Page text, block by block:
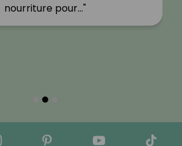
nourriture pour…"